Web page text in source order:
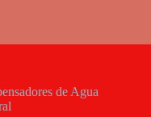
de Agua